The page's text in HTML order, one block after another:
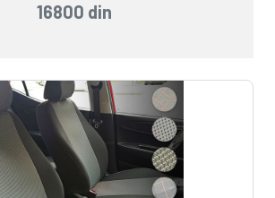
16800 din